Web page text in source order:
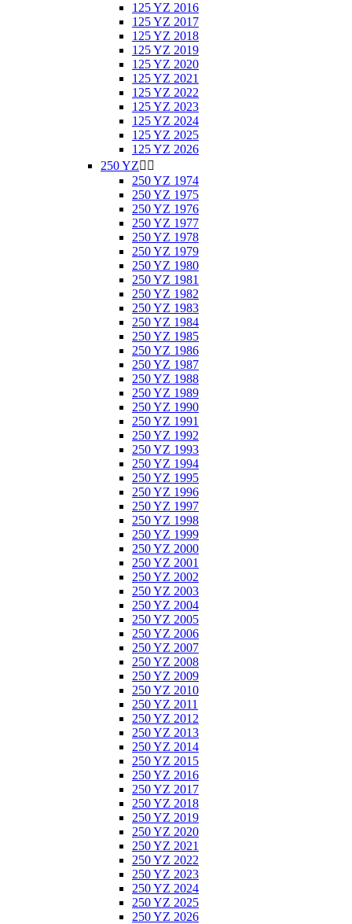
125 YZ 2016
125 YZ 2017
125 YZ 2018
125 YZ 2019
125 YZ 2020
125 YZ 2021
125 YZ 2022
125 YZ 2023
125 YZ 2024
125 YZ 2025
125 YZ 2026
250 YZ 
250 YZ 1974
250 YZ 1975
250 YZ 1976
250 YZ 1977
250 YZ 1978
250 YZ 1979
250 YZ 1980
250 YZ 1981
250 YZ 1982
250 YZ 1983
250 YZ 1984
250 YZ 1985
250 YZ 1986
250 YZ 1987
250 YZ 1988
250 YZ 1989
250 YZ 1990
250 YZ 1991
250 YZ 1992
250 YZ 1993
250 YZ 1994
250 YZ 1995
250 YZ 1996
250 YZ 1997
250 YZ 1998
250 YZ 1999
250 YZ 2000
250 YZ 2001
250 YZ 2002
250 YZ 2003
250 YZ 2004
250 YZ 2005
250 YZ 2006
250 YZ 2007
250 YZ 2008
250 YZ 2009
250 YZ 2010
250 YZ 2011
250 YZ 2012
250 YZ 2013
250 YZ 2014
250 YZ 2015
250 YZ 2016
250 YZ 2017
250 YZ 2018
250 YZ 2019
250 YZ 2020
250 YZ 2021
250 YZ 2022
250 YZ 2023
250 YZ 2024
250 YZ 2025
250 YZ 2026